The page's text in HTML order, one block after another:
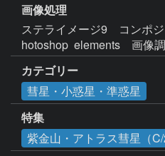
画像処理
ステライメージ9　コンポ
カテゴリー
彗星・小惑星・準惑星
特集
紫金山・アトラス彗星（C/